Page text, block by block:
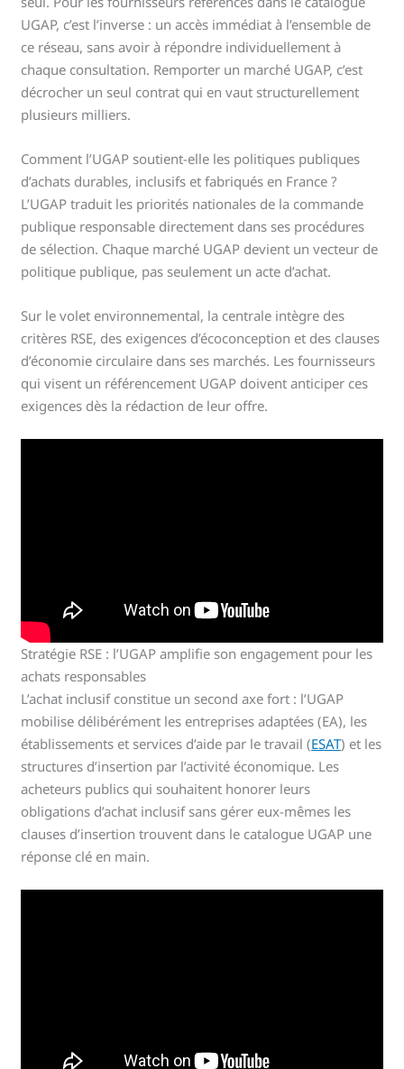
UGAP, c’est l’inverse : un accès immédiat à l’ensemble de
ce réseau, sans avoir à répondre individuellement à
chaque consultation. Remporter un marché UGAP, c’est
décrocher un seul contrat qui en vaut structurellement
plusieurs milliers.
Comment l’UGAP soutient-elle les politiques publiques
d’achats durables, inclusifs et fabriqués en France ?
L’UGAP traduit les priorités nationales de la commande
publique responsable directement dans ses procédures
de sélection. Chaque marché UGAP devient un vecteur de
politique publique, pas seulement un acte d’achat.
Sur le volet environnemental, la centrale intègre des
critères RSE, des exigences d’écoconception et des clauses
d’économie circulaire dans ses marchés. Les fournisseurs
qui visent un référencement UGAP doivent anticiper ces
exigences dès la rédaction de leur offre.
Stratégie RSE : l’UGAP amplifie son engagement pour les
achats responsables
L’achat inclusif constitue un second axe fort : l’UGAP
mobilise délibérément les entreprises adaptées (EA), les
établissements et services d’aide par le travail (ESAT) et les
structures d’insertion par l’activité économique. Les
acheteurs publics qui souhaitent honorer leurs
obligations d’achat inclusif sans gérer eux-mêmes les
clauses d’insertion trouvent dans le catalogue UGAP une
réponse clé en main.